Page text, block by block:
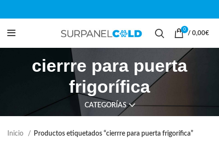
0
/ 0,00€
cierrre para puerta
frigorífica
CATEGORÍAS
Inicio Productos etiquetados “cierrre para puerta frigorífica”